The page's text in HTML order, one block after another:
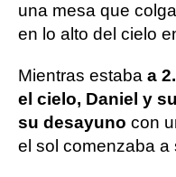
una mesa que
en lo alto del cielo
Mientras estaba a
el cielo, Daniel y
su desayuno con
el sol comenzaba a